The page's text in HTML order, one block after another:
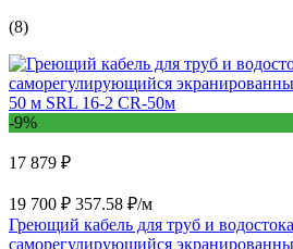
(8)
-9%
17 879 ₽
19 700 ₽ 357.58 ₽/м
Греющий кабель для труб и
саморегулирующийся